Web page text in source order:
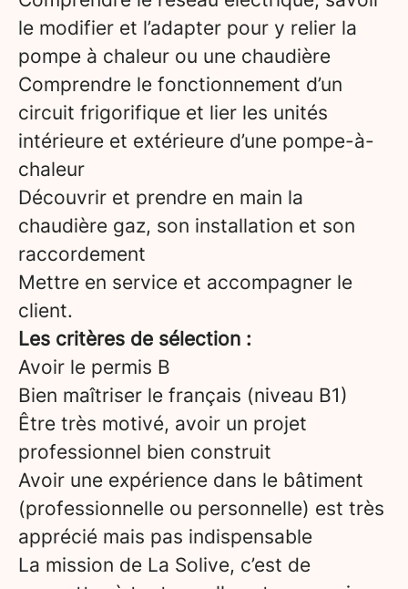
le modifier et l’adapter pour y relier la
pompe à chaleur ou une chaudière
Comprendre le fonctionnement d’un
circuit frigorifique et lier les unités
intérieure et extérieure d’une pompe-à-
chaleur
Découvrir et prendre en main la
chaudière gaz, son installation et son
raccordement
Mettre en service et accompagner le
client.
Les critères de sélection :
Avoir le permis B
Bien maîtriser le français (niveau B1)
Être très motivé, avoir un projet
professionnel bien construit
Avoir une expérience dans le bâtiment
(professionnelle ou personnelle) est très
apprécié mais pas indispensable
La mission de La Solive, c’est de